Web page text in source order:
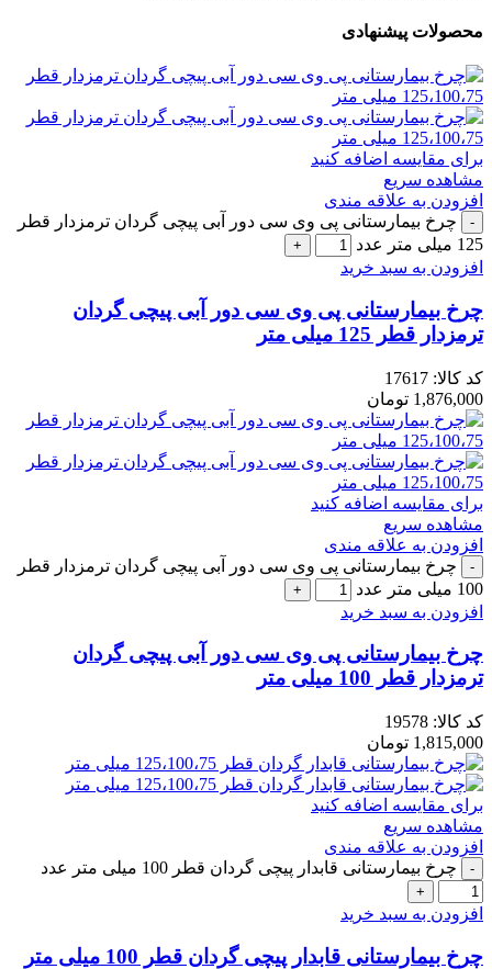
محصولات پیشنهادی
برای مقایسه اضافه کنید
مشاهده سریع
افزودن به علاقه مندی
چرخ بیمارستانی پی وی سی دور آبی پیچی گردان ترمزدار قطر
125 میلی متر عدد
افزودن به سبد خرید
چرخ بیمارستانی پی وی سی دور آبی پیچی گردان
ترمزدار قطر 125 میلی متر
کد کالا: 17617
1,876,000 تومان
برای مقایسه اضافه کنید
مشاهده سریع
افزودن به علاقه مندی
چرخ بیمارستانی پی وی سی دور آبی پیچی گردان ترمزدار قطر
100 میلی متر عدد
افزودن به سبد خرید
چرخ بیمارستانی پی وی سی دور آبی پیچی گردان
ترمزدار قطر 100 میلی متر
کد کالا: 19578
1,815,000 تومان
برای مقایسه اضافه کنید
مشاهده سریع
افزودن به علاقه مندی
چرخ بیمارستانی قابدار پیچی گردان قطر 100 میلی متر عدد
افزودن به سبد خرید
چرخ بیمارستانی قابدار پیچی گردان قطر 100 میلی متر